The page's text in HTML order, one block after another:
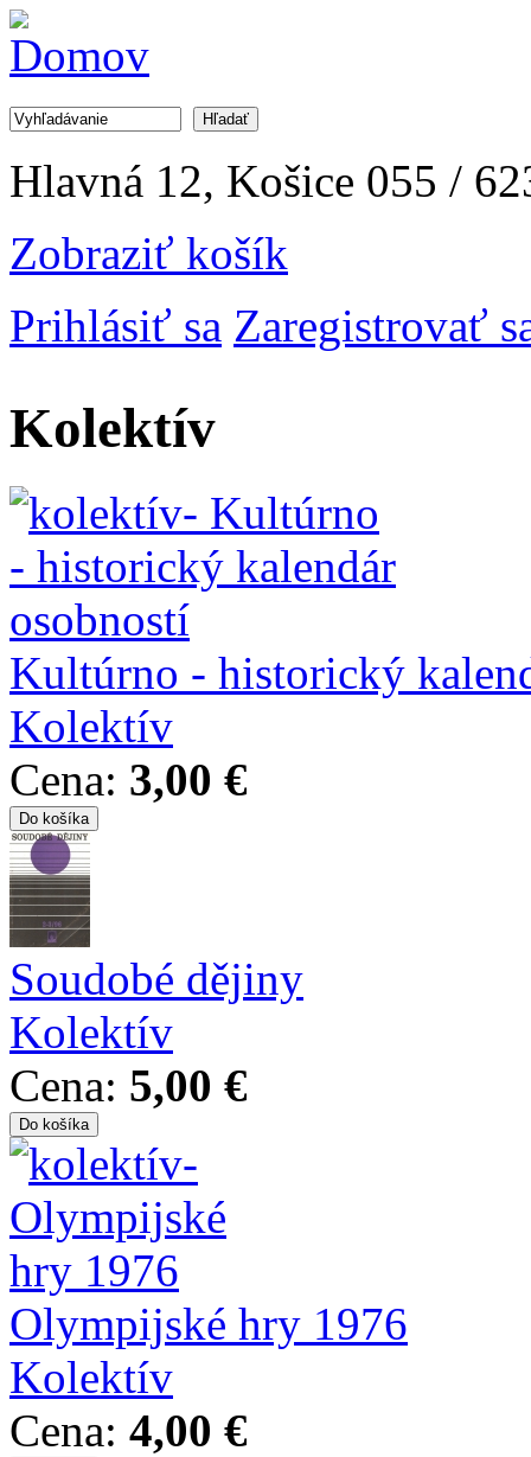
Jump to Navigation
Vyhľadávanie
Hlavná 12, Košice 055 /
Zobraziť košík
Prihlásiť sa Zaregistrovať
Kolektív
Kultúrno - historický
Kolektív
Cena: 3,00 €
Soudobé dějiny
Kolektív
Cena: 5,00 €
Olympijské hry 1976
Kolektív
Cena: 4,00 €